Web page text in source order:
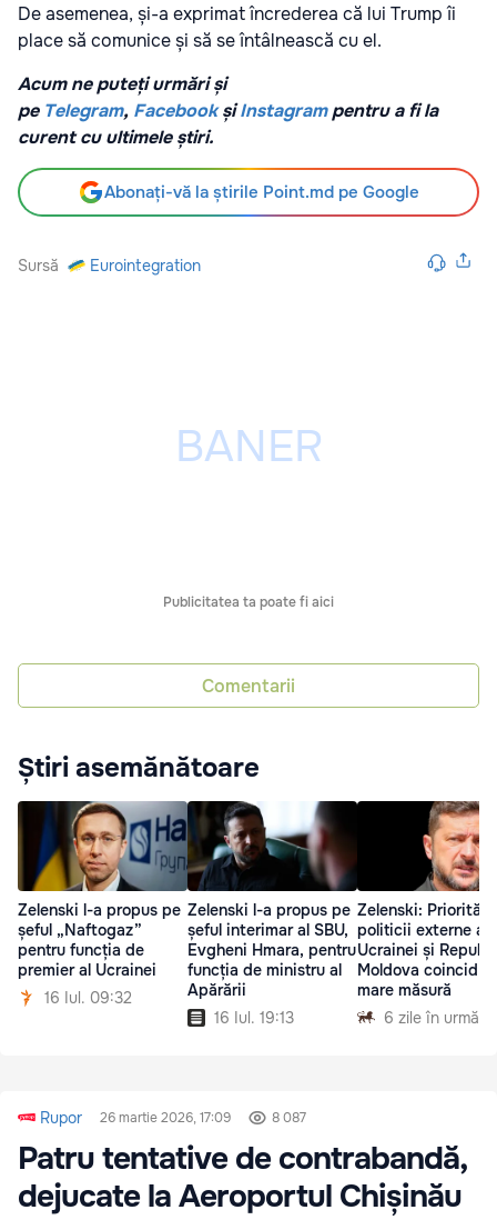
De asemenea, și-a exprimat încrederea că lui Trump îi
place să comunice și să se întâlnească cu el.
Acum ne puteți urmări și
pe Telegram, Facebook șiInstagrampentru a fi la
curent cu ultimele știri.
Abonați-vă la știrile Point.md pe Google
Sursă Eurointegration
Publicitatea ta poate fi aici
Comentarii
Știri asemănătoare
Zelenski l-a propus pe
șeful „Naftogaz”
pentru funcția de
premier al Ucrainei
16 Iul. 09:32
Zelenski l-a propus pe
șeful interimar al SBU,
Evgheni Hmara, pentru
funcția de ministru al
Apărării
16 Iul. 19:13
Zelenski:
politicii externe a
Ucrainei și
Moldova coincid în
mare măsură
6 zile în urmă
Rupor 26 martie 2026, 17:09 8 087
Patru tentative de contrabandă,
dejucate la Aeroportul Chișinău